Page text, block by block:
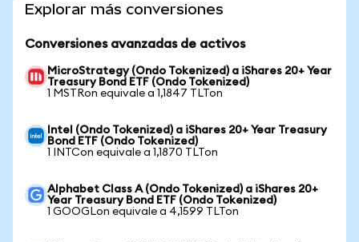
Explorar más conversiones
Conversiones avanzadas de activos
MicroStrategy (Ondo Tokenized) a iShares 20+ Year
Treasury Bond ETF (Ondo Tokenized)
1 MSTRon equivale a 1,1847 TLTon
Intel (Ondo Tokenized) a iShares 20+ Year Treasury
Bond ETF (Ondo Tokenized)
1 INTCon equivale a 1,1870 TLTon
Alphabet Class A (Ondo Tokenized) a iShares 20+
Year Treasury Bond ETF (Ondo Tokenized)
1 GOOGLon equivale a 4,1599 TLTon